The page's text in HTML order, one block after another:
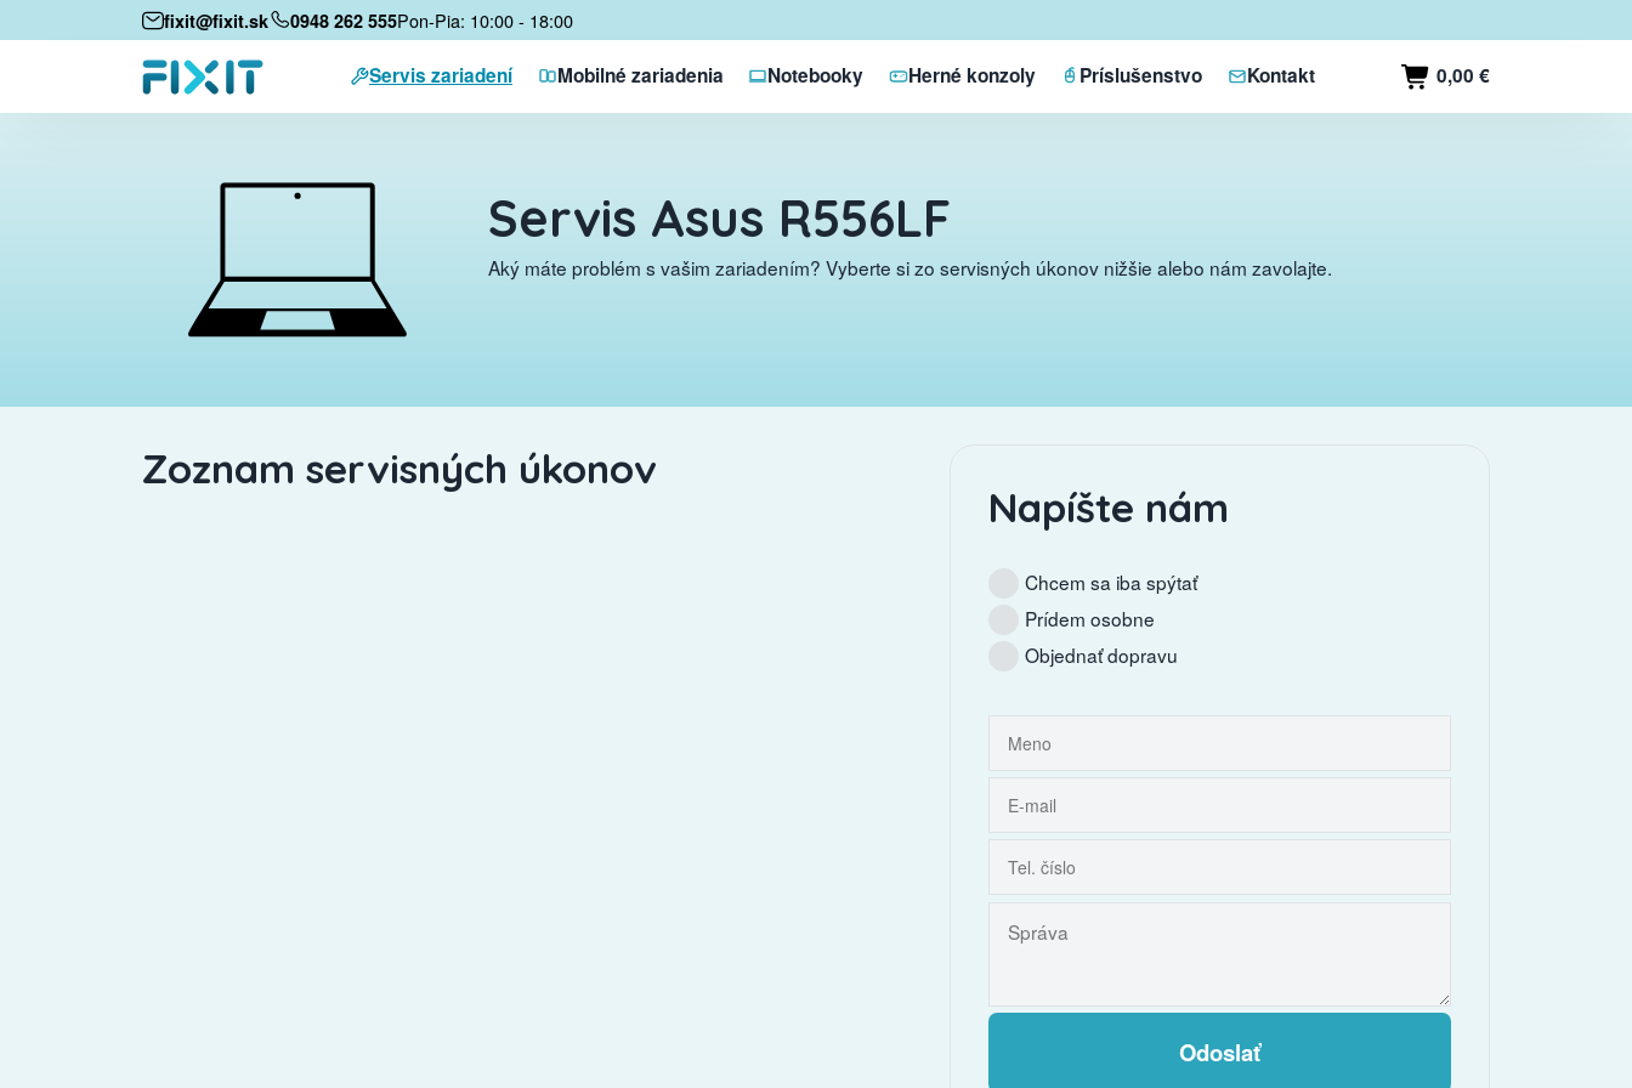
fixit@fixit.sk 0948 262 555Pon-Pia: 10:00 - 18:00
Servis zariadení Mobilné zariadenia Notebooky Herné konzoly Príslušenstvo Kontakt 0,00 €
Servis Asus R556LF
Aký máte problém s vašim zariadením? Vyberte si zo servisných úkonov nižšie alebo nám zavolajte.
Zoznam servisných úkonov
Napíšte nám
Chcem sa iba spýtať
Prídem osobne
Objednať dopravu
Odoslať